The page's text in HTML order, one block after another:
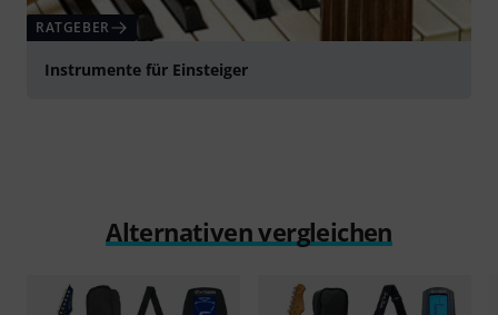
RATGEBER
Instrumente für Einsteiger
Alternativen vergleichen